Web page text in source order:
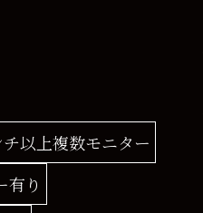
以上複数モニター
有り